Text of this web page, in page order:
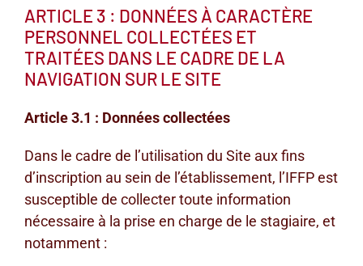
ARTICLE 3 : DONNÉES À CARACTÈRE
PERSONNEL COLLECTÉES ET
TRAITÉES DANS LE CADRE DE LA
NAVIGATION SUR LE SITE
Article 3.1 : Données collectées
Dans le cadre de l’utilisation du Site aux fins
d’inscription au sein de l’établissement, l’IFFP est
susceptible de collecter toute information
nécessaire à la prise en charge de le stagiaire, et
notamment :